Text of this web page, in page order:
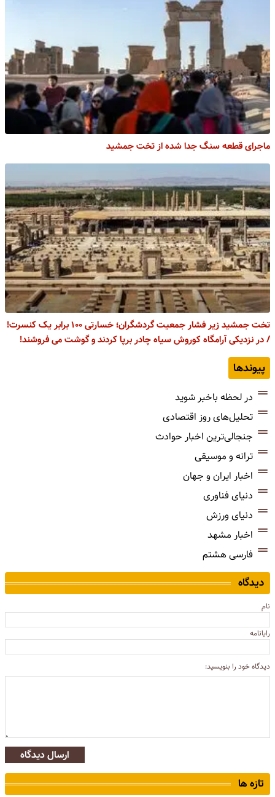
ماجرای قطعه سنگ جدا شده از تخت جمشید
تخت جمشید زیر فشار جمعیت گردشگران؛ خسارتی ۱۰۰ برابر یک کنسرت!
/ در نزدیکی آرامگاه کوروش سیاه چادر برپا کردند و گوشت می فروشند!
پیوندها
در لحظه باخبر شوید
تحلیل‌های روز اقتصادی
جنجالی‌ترین اخبار حوادث
ترانه و موسیقی
اخبار ایران و جهان
دنیای فناوری
دنیای ورزش
اخبار مشهد
فارسی هشتم
دیدگاه
نام
رایانامه
دیدگاه خود را بنویسید:
ارسال دیدگاه
تازه ها